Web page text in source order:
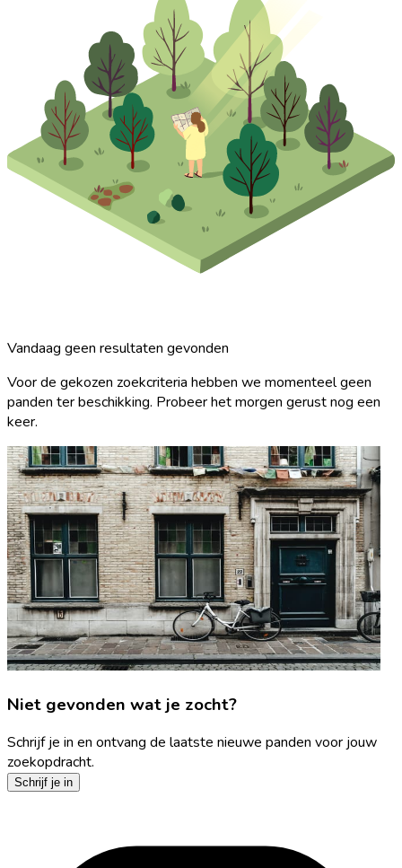
Vandaag geen resultaten gevonden
Voor de gekozen zoekcriteria hebben we momenteel geen
panden ter beschikking. Probeer het morgen gerust nog een
keer.
Niet gevonden wat je zocht?
Schrijf je in en ontvang de laatste nieuwe panden voor jouw
zoekopdracht.
Schrijf je in